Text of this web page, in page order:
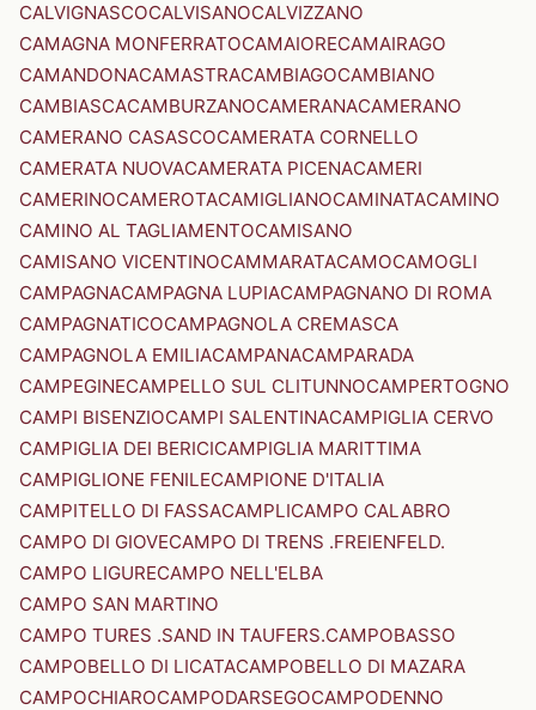
CALVIGNASCOCALVISANOCALVIZZANO
CAMAGNA MONFERRATOCAMAIORECAMAIRAGO
CAMANDONACAMASTRACAMBIAGOCAMBIANO
CAMBIASCACAMBURZANOCAMERANACAMERANO
CAMERANO CASASCOCAMERATA CORNELLO
CAMERATA NUOVACAMERATA PICENACAMERI
CAMERINOCAMEROTACAMIGLIANOCAMINATACAMINO
CAMINO AL TAGLIAMENTOCAMISANO
CAMISANO VICENTINOCAMMARATACAMOCAMOGLI
CAMPAGNACAMPAGNA LUPIACAMPAGNANO DI ROMA
CAMPAGNATICOCAMPAGNOLA CREMASCA
CAMPAGNOLA EMILIACAMPANACAMPARADA
CAMPEGINECAMPELLO SUL CLITUNNOCAMPERTOGNO
CAMPI BISENZIOCAMPI SALENTINACAMPIGLIA CERVO
CAMPIGLIA DEI BERICICAMPIGLIA MARITTIMA
CAMPIGLIONE FENILECAMPIONE D'ITALIA
CAMPITELLO DI FASSACAMPLICAMPO CALABRO
CAMPO DI GIOVECAMPO DI TRENS .FREIENFELD.
CAMPO LIGURECAMPO NELL'ELBA
CAMPO SAN MARTINO
CAMPO TURES .SAND IN TAUFERS.CAMPOBASSO
CAMPOBELLO DI LICATACAMPOBELLO DI MAZARA
CAMPOCHIAROCAMPODARSEGOCAMPODENNO